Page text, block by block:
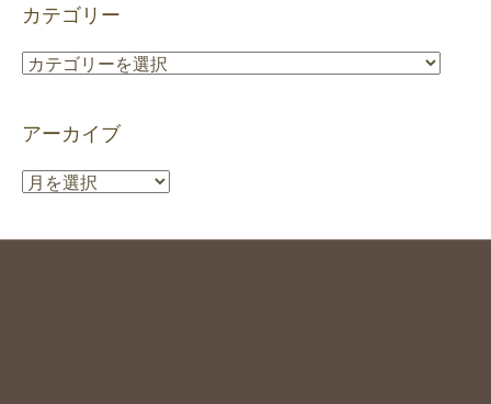
カテゴリー
カ
リ
アーカイブ
ア